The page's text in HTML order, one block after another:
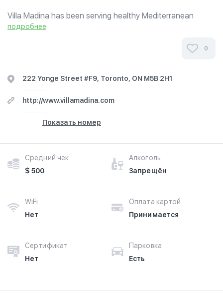
Villa Madina has been serving healthy Mediterranean
Cuisine to customers across Canada since 2002. We pride
подробнее
0
222 Yonge Street #F9, Toronto, ON M5B 2H1
http://www.villamadina.com
Показать номер
Средний чек
$ 500
Алкоголь
Запрещён
WiFi
Нет
Оплата картой
Принимается
Сертификат
Нет
Парковка
Есть